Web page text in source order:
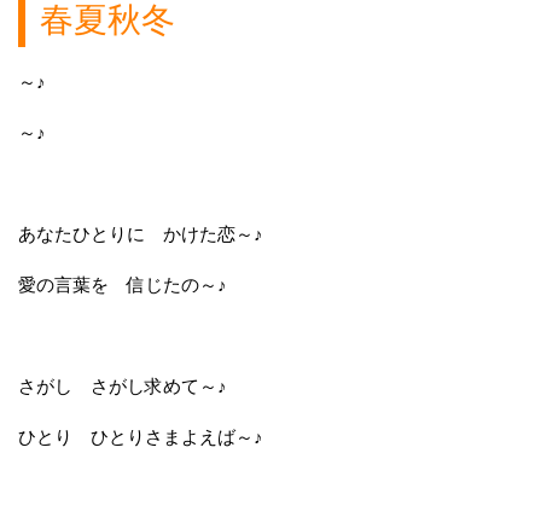
春夏秋冬
～♪
～♪
あなたひとりに かけた恋～♪
愛の言葉を 信じたの～♪
さがし さがし求めて～♪
ひとり ひとりさまよえば～♪